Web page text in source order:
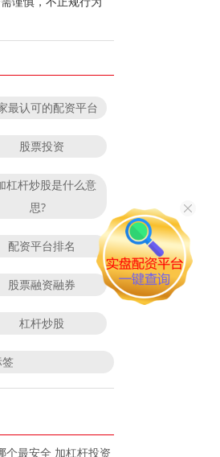
最认可的配资平台
股票投资
杠杆炒股是什么意
思?
配资平台排名
股票融资融券
杠杆炒股
个最安全 加杠杆投资